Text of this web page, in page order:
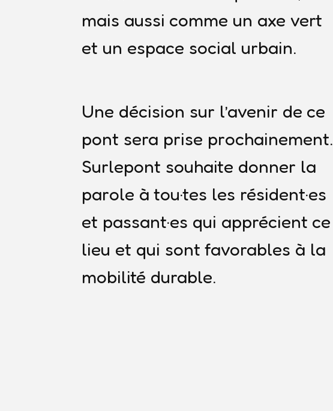
mais aussi comme un axe vert
et un espace social urbain.
Une décision sur l’avenir de ce
pont sera prise prochainement.
Surlepont souhaite donner la
parole à tou·tes les résident·es
et passant·es qui apprécient ce
lieu et qui sont favorables à la
mobilité durable.